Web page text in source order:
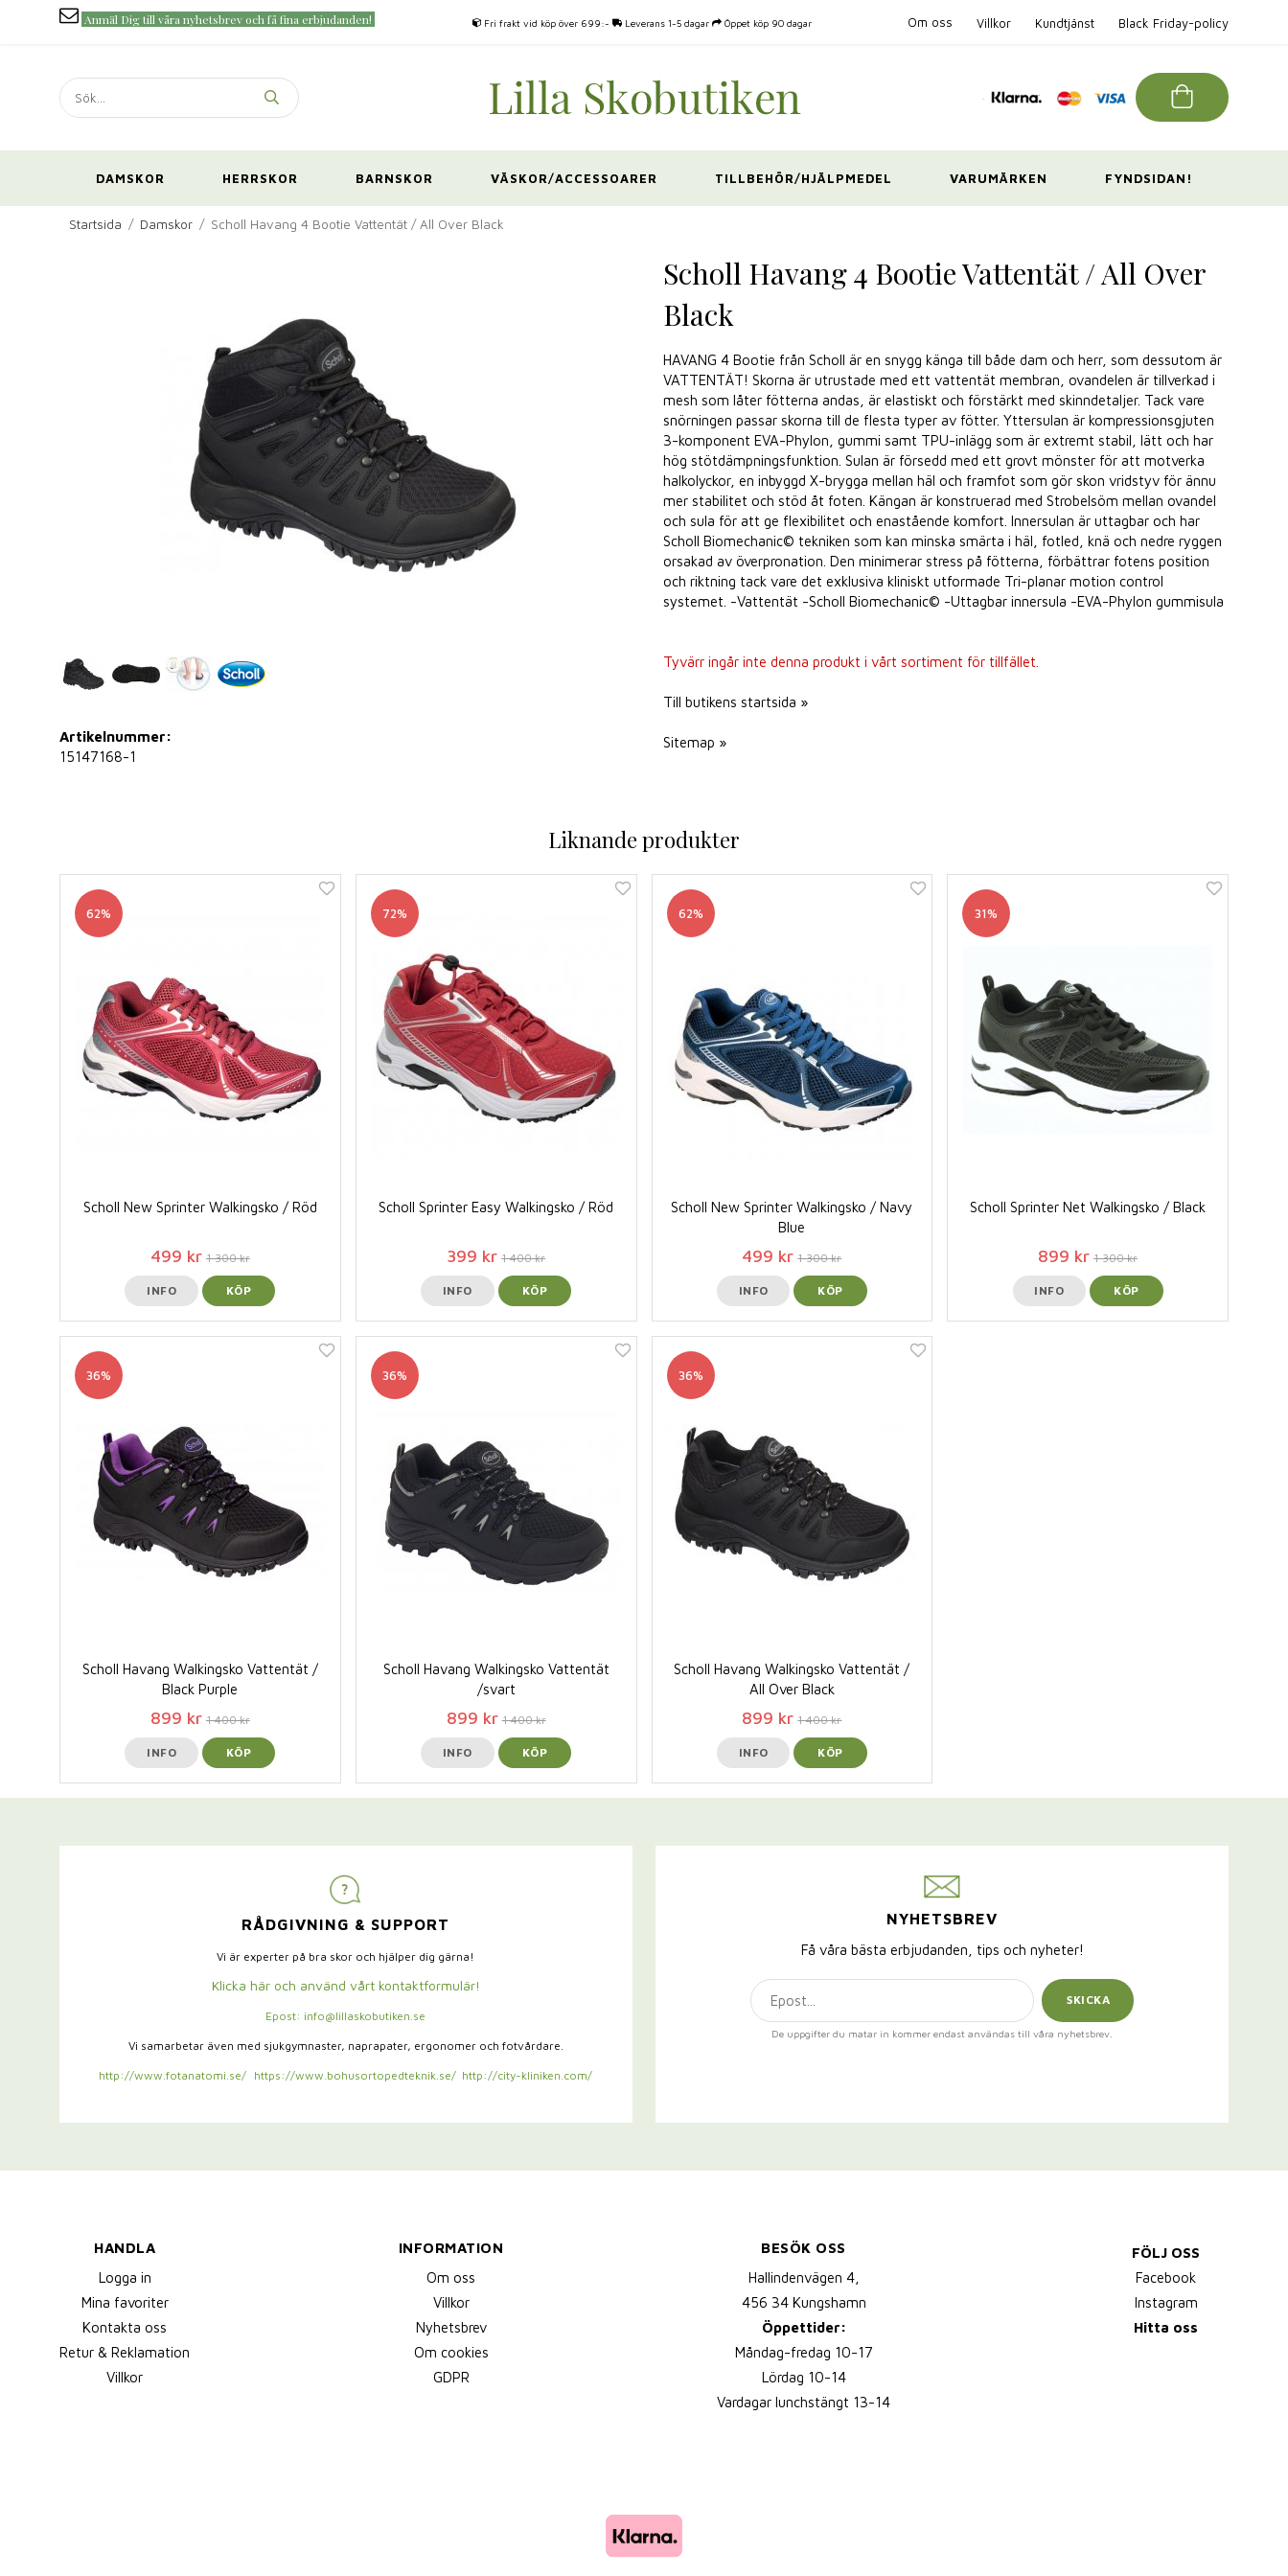
Anmäl Dig till våra nyhetsbrev och få fina erbjudanden! Fri frakt vid köp över 699:- Leverans 1-5 dagar Öppet köp 90 dagar Om oss Villkor Kundtjänst Black Friday-policy
DAMSKOR HERRSKOR BARNSKOR VÄSKOR/ACCESSOARER TILLBEHÖR/HJÄLPMEDEL VARUMÄRKEN FYNDSIDAN!
Startsida / Damskor / Scholl Havang 4 Bootie Vattentät / All Over Black
Scholl Havang 4 Bootie Vattentät / All Over
Black
HAVANG 4 Bootie från Scholl är en snygg känga till både dam och herr, som dessutom är
VATTENTÄT! Skorna är utrustade med ett vattentät membran, ovandelen är tillverkad i
mesh som låter fötterna andas, är elastiskt och förstärkt med skinndetaljer. Tack vare
snörningen passar skorna till de flesta typer av fötter. Yttersulan är kompressionsgjuten
3-komponent EVA-Phylon, gummi samt TPU-inlägg som är extremt stabil, lätt och har
hög stötdämpningsfunktion. Sulan är försedd med ett grovt mönster för att motverka
halkolyckor, en inbyggd X-brygga mellan häl och framfot som gör skon vridstyv för ännu
mer stabilitet och stöd åt foten. Kängan är konstruerad med Strobelsöm mellan ovandel
och sula för att ge flexibilitet och enastående komfort. Innersulan är uttagbar och har
Scholl Biomechanic© tekniken som kan minska smärta i häl, fotled, knä och nedre ryggen
orsakad av överpronation. Den minimerar stress på fötterna, förbättrar fotens position
och riktning tack vare det exklusiva kliniskt utformade Tri-planar motion control
systemet. -Vattentät -Scholl Biomechanic© -Uttagbar innersula -EVA-Phylon gummisula
Tyvärr ingår inte denna produkt i vårt sortiment för tillfället.
Till butikens startsida »
Sitemap »
Artikelnummer:
15147168-1
Liknande produkter
62%
Scholl New Sprinter Walkingsko / Röd
499 kr 1 300 kr
INFO KÖP
72%
Scholl Sprinter Easy Walkingsko / Röd
399 kr 1 400 kr
INFO KÖP
62%
Scholl New Sprinter Walkingsko / Navy
Blue
499 kr 1 300 kr
INFO KÖP
31%
Scholl Sprinter Net Walkingsko / Black
899 kr 1 300 kr
INFO KÖP
36%
Scholl Havang Walkingsko Vattentät /
Black Purple
899 kr 1 400 kr
INFO KÖP
36%
Scholl Havang Walkingsko Vattentät
/svart
899 kr 1 400 kr
INFO KÖP
36%
Scholl Havang Walkingsko Vattentät /
All Over Black
899 kr 1 400 kr
INFO KÖP
RÅDGIVNING & SUPPORT
Vi är experter på bra skor och hjälper dig gärna!
Klicka här och använd vårt kontaktformulär!
Epost: info@lillaskobutiken.se
Vi samarbetar även med sjukgymnaster, naprapater, ergonomer och fotvårdare.
http://www.fotanatomi.se/ https://www.bohusortopedteknik.se/ http://city-kliniken.com/
NYHETSBREV
Få våra bästa erbjudanden, tips och nyheter!
SKICKA
De uppgifter du matar in kommer endast användas till våra nyhetsbrev.
HANDLA
Logga in
Mina favoriter
Kontakta oss
Retur & Reklamation
Villkor
INFORMATION
Om oss
Villkor
Nyhetsbrev
Om cookies
GDPR
BESÖK OSS
Hallindenvägen 4,
456 34 Kungshamn
Öppettider:
Måndag-fredag 10-17
Lördag 10-14
Vardagar lunchstängt 13-14
FÖLJ OSS
Facebook
Instagram
Hitta oss